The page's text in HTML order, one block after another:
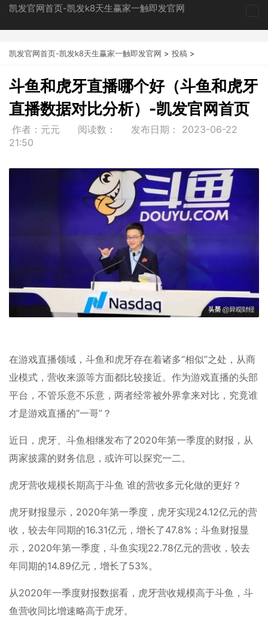
凯发官网首页-凯发k8天生赢家一触即发官网
凯发官网首页-凯发k8天生赢家一触即发官网 > 投稿 >
斗鱼和虎牙直播哪个好（斗鱼和虎牙
直播数据对比分析）-凯发官网首页
作者：元元 阅读数： 发布日期： 2023-06-22
21:50
在游戏直播领域，斗鱼和虎牙存在着诸多“相似”之处，从商
业模式，营收来源等方面都比较接近。作为游戏直播的头部
平台，不管乐意不乐意，两者经常被外界拿来对比，究竟谁
才是游戏直播的“一哥”？
近日，虎牙、斗鱼相继发布了2020年第一季度的财报，从
两家披露的财务信息，或许可以探究一二。
虎牙营收规模长期高于斗鱼 谁的营收多元化做的更好？
虎牙财报显示，2020年第一季度，虎牙实现24.12亿元的营
收，较去年同期的16.31亿元，增长了47.8%；斗鱼财报显
示，2020年第一季度，斗鱼实现22.78亿元的营收，较去
年同期的14.89亿元，增长了53%。
从2020年一季度财报数据看，虎牙营收规模高于斗鱼，斗
鱼营收同比增速略高于虎牙。